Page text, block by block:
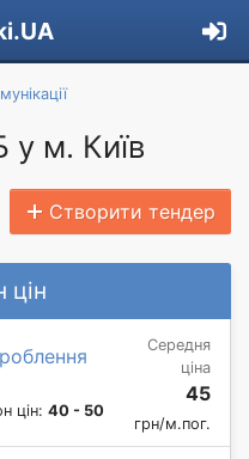
у м. Київ
Створити тендер
цін
цін: 40 - 50
Середня
ціна
45
грн/м.пог.